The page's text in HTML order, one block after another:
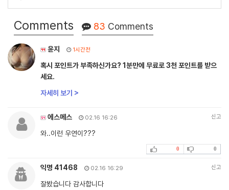
Comments 83 Comments
윤지 1시간전
혹시 포인트가 부족하신가요? 1분만에 무료로 3천 포인트를 받으
세요.
자세히 보기 >
에스메스 02.16 16:26 신고
와..이런 우연이???
0 0
익명 41468 02.16 16:29 신고
잘봤습니다 감사합니다